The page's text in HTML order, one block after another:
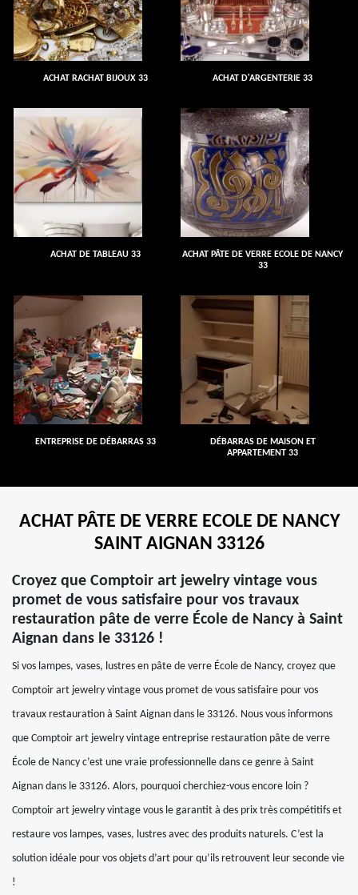
ACHAT RACHAT BIJOUX 33 ACHAT D'ARGENTERIE 33
ACHAT DE TABLEAU 33
ACHAT PÂTE DE VERRE ECOLE DE NANCY
33
ENTREPRISE DE DÉBARRAS 33
DÉBARRAS DE MAISON ET
APPARTEMENT 33
ACHAT PÂTE DE VERRE ECOLE DE NANCY
SAINT AIGNAN 33126
Croyez que Comptoir art jewelry vintage vous
promet de vous satisfaire pour vos travaux
restauration pâte de verre École de Nancy à Saint
Aignan dans le 33126 !
Si vos lampes, vases, lustres en pâte de verre École de Nancy, croyez que
Comptoir art jewelry vintage vous promet de vous satisfaire pour vos
travaux restauration à Saint Aignan dans le 33126. Nous vous informons
que Comptoir art jewelry vintage entreprise restauration pâte de verre
École de Nancy c’est une vraie professionnelle dans ce genre à Saint
Aignan dans le 33126. Alors, pourquoi cherchiez-vous encore loin ?
Comptoir art jewelry vintage vous le garantit à des prix très compétitifs et
restaure vos lampes, vases, lustres avec des produits naturels. C’est la
solution idéale pour vos objets d’art pour qu’ils retrouvent leur seconde vie
!